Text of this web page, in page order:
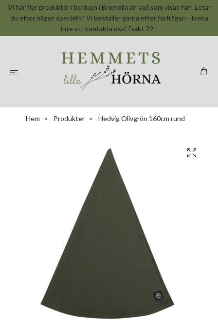
Vi har fler produkter i butiken i Bromölla än vad som visas här! Letar
du efter något speciellt? Vi beställer gärna efter förfrågan - tveka
inte att kontakta oss! Frakt 79:-
Hem Produkter Hedvig Olivgrön 160cm rund